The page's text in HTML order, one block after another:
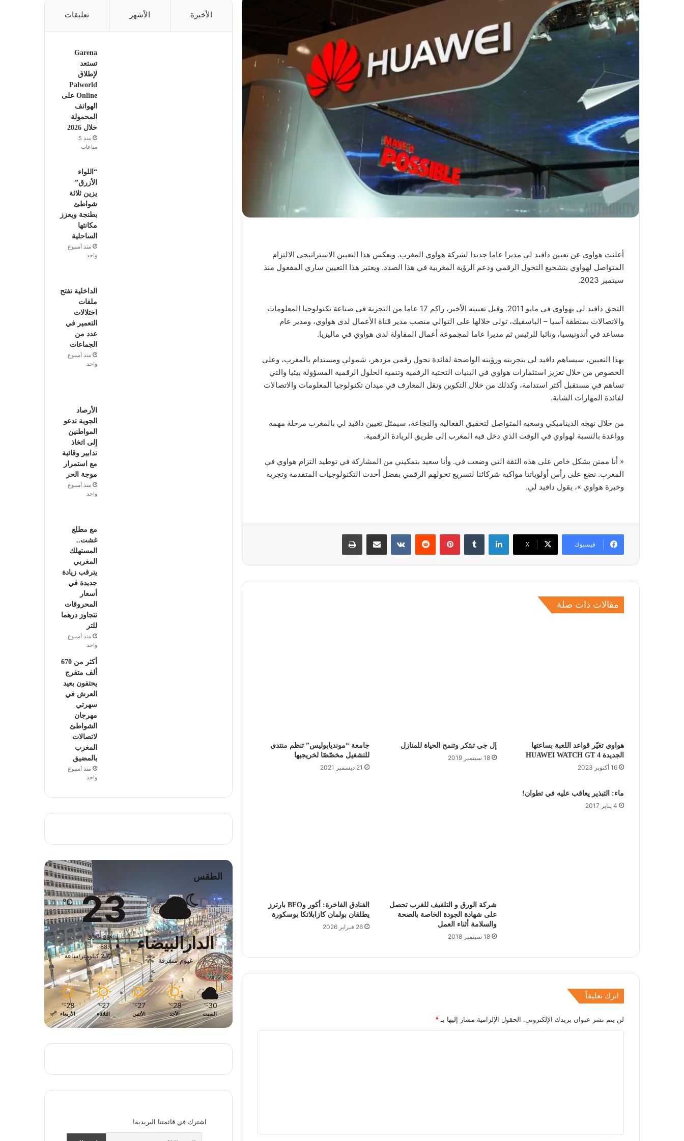
أعلنت هواوي عن تعيين دافيد لي مديرا عاما جديدا لشركة هواوي المغرب. ويعكس هذا التعيين الاستراتيجي الالتزام
المتواصل لهواوي بتشجيع التحول الرقمي ودعم الرؤية المغربية في هذا الصدد. ويعتبر هذا التعيين ساري المفعول منذ
سبتمبر 2023.
التحق دافيد لي بهواوي في مايو 2011. وقبل تعيينه الأخير، راكم 17 عاما من التجربة في صناعة تكنولوجيا المعلومات
والاتصالات بمنطقة آسيا – الباسفيك، تولى خلالها على التوالي منصب مدير قناة الأعمال لدى هواوي، ومدير عام
مساعد في أندونيسيا، ونائبا للرئيس ثم مديرا عاما لمجموعة أعمال المقاولة لدى هواوي في ماليزيا.
بهذا التعيين، سيساهم دافيد لي بتجربته ورؤيته الواضحة لفائدة تحول رقمي مزدهر، شمولي ومستدام بالمغرب، وعلى
الخصوص من خلال تعزيز استثمارات هواوي في البنيات التحتية الرقمية وتنمية الحلول الرقمية المسؤولة بيئيا والتي
تساهم في مستقبل أكثر استدامة، وكذلك من خلال التكوين ونقل المعارف في ميدان تكنولوجيا المعلومات والاتصالات
لفائدة المهارات الشابة.
من خلال نهجه الديناميكي وسعيه المتواصل لتحقيق الفعالية والنجاعة، سيمثل تعيين دافيد لي بالمغرب مرحلة مهمة
وواعدة بالنسبة لهواوي في الوقت الذي دخل فيه المغرب إلى طريق الريادة الرقمية.
« أنا ممتن بشكل خاص على هذه الثقة التي وضعت في. وأنا سعيد بتمكيني من المشاركة في توطيد التزام هواوي في
المغرب. نضع على رأس أولوياتنا مواكبة شركائنا لتسريع تحولهم الرقمي بفضل أحدث التكنولوجيات المتقدمة وتجربة
وخبرة هواوي »، يقول دافيد لي.
فيسبوك ‫X
لينكدإن بينتيريست مشاركة عبر البريد طباعة
مقالات ذات صلة
هواوي تغيّر قواعد اللعبة بساعتها
الجديدة HUAWEI WATCH GT 4
16 أكتوبر 2023
إل جي تبتكر وتنمح الحياة للمنازل
18 سبتمبر 2019
جامعة “مونديابوليس” تنظم منتدى
للتشغيل مخصّصًا لخريجيها
21 ديسمبر 2021
ماء: التبذير يعاقب عليه في تطوان!
4 يناير 2017
شركة الورق و التلفيف للغرب تحصل
على شهادة الجودة الخاصة بالصحة
والسلامة أثناء العمل
18 سبتمبر 2018
الفنادق الفاخرة: أكور وBFO بارترز
يطلقان بولمان كازابلانكا بوسكورة
26 فبراير 2026
اترك تعليقاً
لن يتم نشر عنوان بريدك الإلكتروني. الحقول الإلزامية مشار إليها بـ *
الأخيرة الأشهر تعليقات
Garena
تستعد
لإطلاق
Palworld
Online على
الهواتف
المحمولة
خلال 2026
منذ 5
ساعات
“اللواء
الأزرق”
يزين ثلاثة
شواطئ
بطنجة ويعزز
مكانتها
الساحلية
منذ أسبوع
واحد
الداخلية تفتح
ملفات
اختلالات
التعمير في
عدد من
الجماعات
منذ أسبوع
واحد
الأرصاد
الجوية تدعو
المواطنين
إلى اتخاذ
تدابير وقائية
مع استمرار
موجة الحر
منذ أسبوع
واحد
مع مطلع
غشت..
المستهلك
المغربي
يترقب زيادة
جديدة في
أسعار
المحروقات
تتجاوز درهما
للتر
منذ أسبوع
واحد
أكثر من 670
ألف متفرج
يحتفون بعيد
العرش في
سهرتي
مهرجان
الشواطئ
لاتصالات
المغرب
بالمضيق
منذ أسبوع
واحد
الطقس
الدارالبيضاء
غيوم متفرقة
23
℃
30º - 23º
88%
2.72 كيلومتر/ساعة
30
℃
السبت
28
℃
الأحد
27
℃
الأثنين
27
℃
الثلاثاء
28
℃
الأربعاء
اشترك في قائمتنا البريدية!